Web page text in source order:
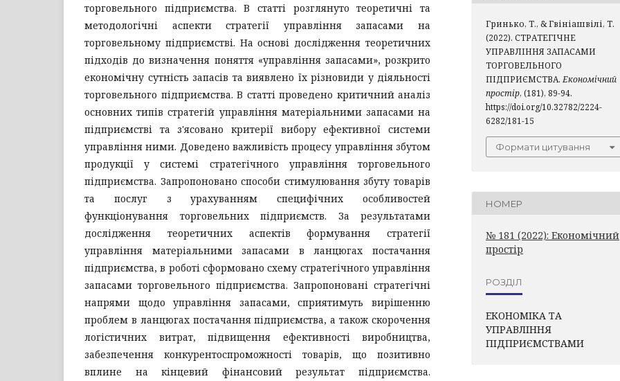
торговельного підприємства. В статті розглянуто теоретичні та
методологічні аспекти стратегії управління запасами на
торговельному підприємстві. На основі дослідження теоретичних
підходів до визначення поняття «управління запасами», розкрито
економічну сутність запасів та виявлено їх різновиди у діяльності
торговельного підприємства. В статті проведено критичний аналіз
основних типів стратегій управління матеріальними запасами на
підприємстві та з'ясовано критерії вибору ефективної системи
управління ними. Доведено важливість процесу управління збутом
продукції у системі стратегічного управління торговельного
підприємства. Запропоновано способи стимулювання збуту товарів
та послуг з урахуванням специфічних особливостей
функціонування торговельних підприємств. За результатами
дослідження теоретичних аспектів формування стратегії
управління матеріальними запасами в ланцюгах постачання
підприємства, в роботі сформовано схему стратегічного управління
запасами торговельного підприємства. Запропоновані стратегічні
напрями щодо управління запасами, сприятимуть вирішенню
проблем в ланцюгах постачання підприємства, а також скорочення
логістичних витрат, підвищення ефективності виробництва,
забезпечення конкурентоспроможності товарів, що позитивно
вплине на кінцевий фінансовий результат підприємства.
Гринько, Т., & Гвініашвілі, Т.
(2022). СТРАТЕГІЧНЕ
УПРАВЛІННЯ ЗАПАСАМИ
ТОРГОВЕЛЬНОГО
ПІДПРИЄМСТВА. Економічний
простір, (181), 89-94.
https://doi.org/10.32782/2224-
6282/181-15
Формати цитування
НОМЕР
№ 181 (2022): Економічний
простір
РОЗДІЛ
ЕКОНОМІКА ТА
УПРАВЛІННЯ
ПІДПРИЄМСТВАМИ